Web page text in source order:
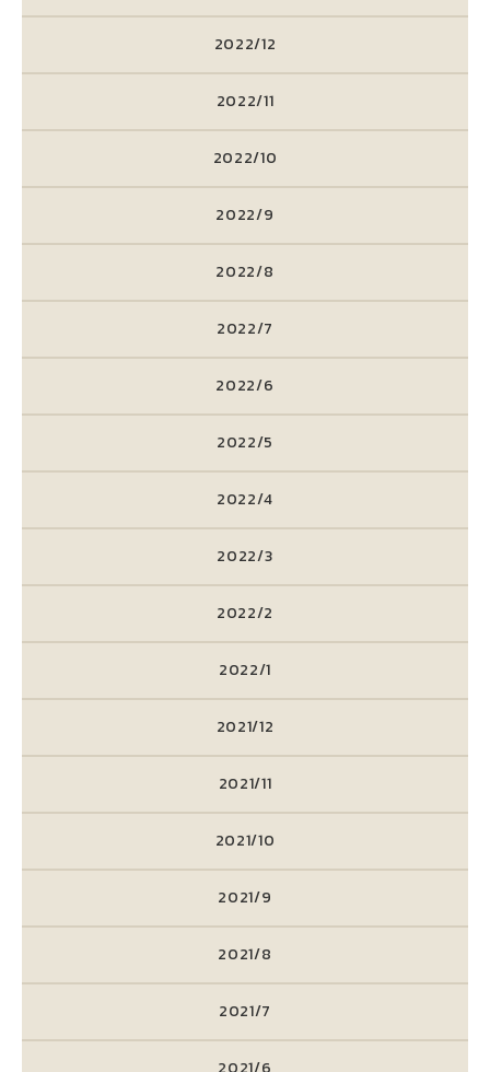
2022/12
2022/11
2022/10
2022/9
2022/8
2022/7
2022/6
2022/5
2022/4
2022/3
2022/2
2022/1
2021/12
2021/11
2021/10
2021/9
2021/8
2021/7